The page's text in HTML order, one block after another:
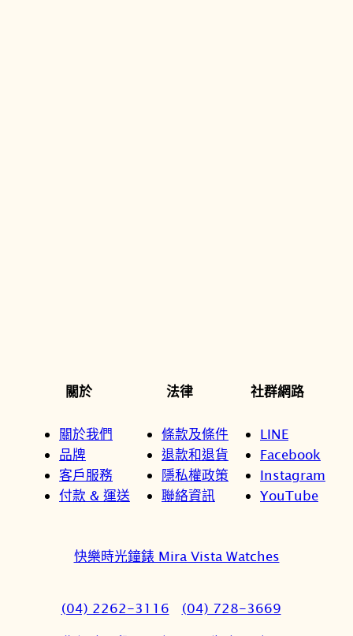
關於
關於我們
品牌
客戶服務
付款 & 運送
法律
條款及條件
退款和退貨
隱私權政策
聯絡資訊
社群網路
LINE
Facebook
Instagram
YouTube
快樂時光鐘錶 Mira Vista Watches
(04) 2262-3116 (04) 728-3669